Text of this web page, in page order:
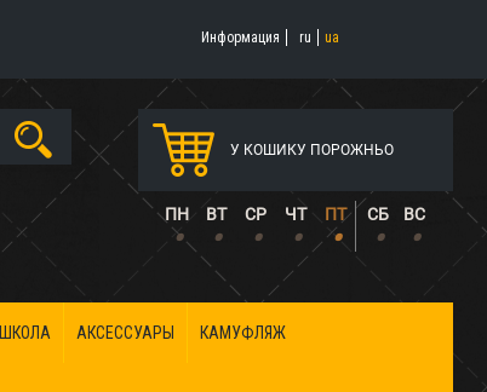
Информация ru ua
У КОШИКУ ПОРОЖНЬО
ПН ВТ СР ЧТ ПТ СБ ВС
• • • • • • •
ШКОЛА АКСЕССУАРЫ КАМУФЛЯЖ